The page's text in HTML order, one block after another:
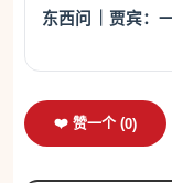
日本掩耳盗铃
从美国、加拿大
妇”立像之地，
山唐人街为“慰安
东西问｜贾宾：
❤️ 赞一个 (0)